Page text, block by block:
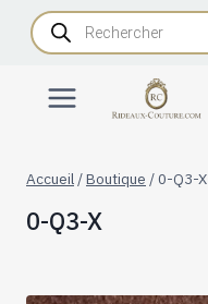
AllerRecherche
de
produits
Accueil /Boutique /0-Q3-X
0-Q3-X